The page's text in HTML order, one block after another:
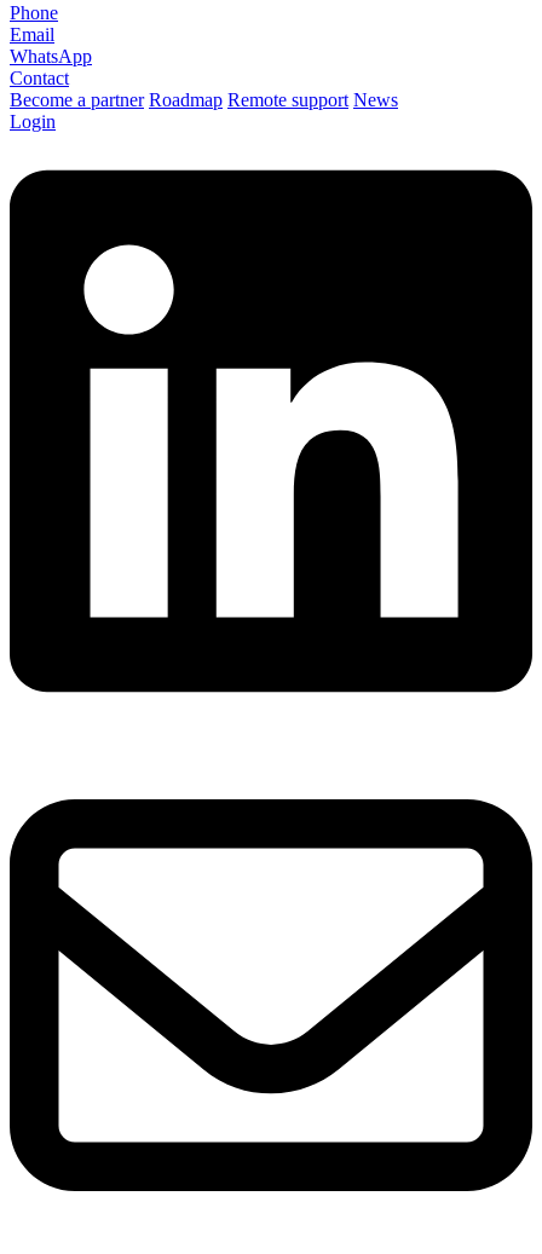
Phone
Email
WhatsApp
Contact
Become a partner Roadmap Remote support News
Login